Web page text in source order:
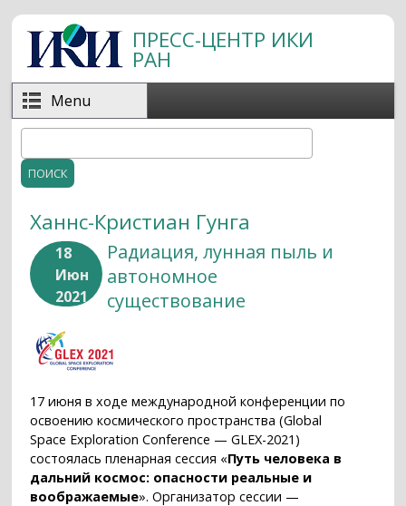
Перейти к основному содержанию
ПРЕСС-ЦЕНТР ИКИ
РАН
Menu
Форма поиска
Ханнс-Кристиан Гунга
18
Июн
2021
Радиация, лунная пыль и
автономное
существование
17 июня в ходе международной конференции по
освоению космического пространства (Global
Space Exploration Conference — GLEX-2021)
состоялась пленарная сессия «Путь человека в
дальний космос: опасности реальные и
воображаемые». Организатор сессии —